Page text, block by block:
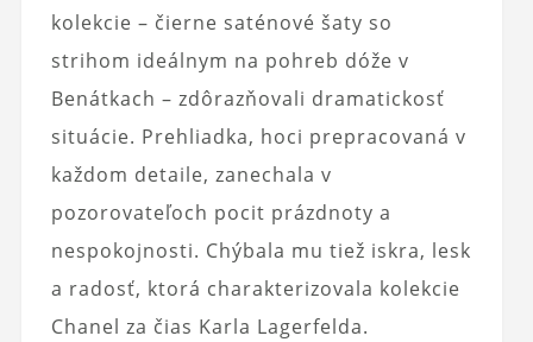
kolekcie – čierne saténové šaty so
strihom ideálnym na pohreb dóže v
Benátkach – zdôrazňovali dramatickosť
situácie. Prehliadka, hoci prepracovaná v
každom detaile, zanechala v
pozorovateľoch pocit prázdnoty a
nespokojnosti. Chýbala mu tiež iskra, lesk
a radosť, ktorá charakterizovala kolekcie
Chanel za čias Karla Lagerfelda.